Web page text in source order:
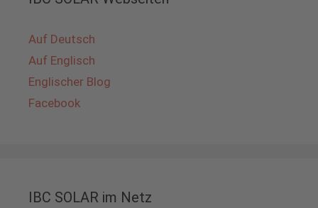
Auf Deutsch
Auf Englisch
Englischer Blog
Facebook
IBC SOLAR im Netz